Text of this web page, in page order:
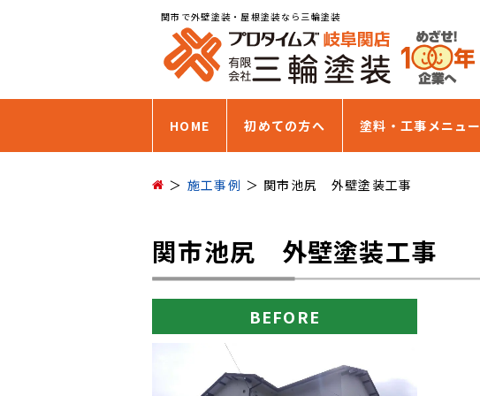
関市で外壁塗装・屋根塗装なら三輪塗装
HOME 初めての方へ 塗料・工事メニュー
施工事例 関市池尻 外壁塗装工事
関市池尻 外壁塗装工事
BEFORE